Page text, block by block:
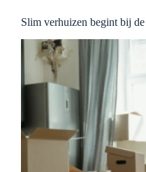
Slim verhuizen begint bij